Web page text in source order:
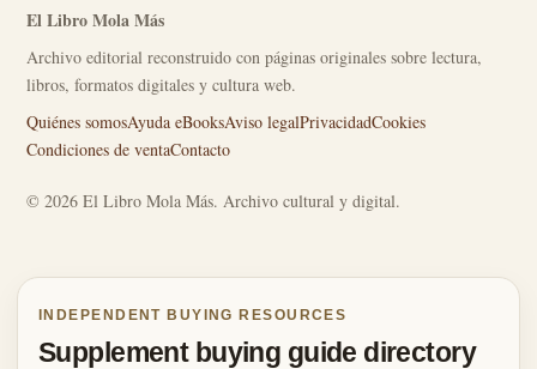
El Libro Mola Más
Archivo editorial reconstruido con páginas originales sobre lectura,
libros, formatos digitales y cultura web.
Quiénes somosAyuda eBooksAviso legalPrivacidadCookies
Condiciones de ventaContacto
© 2026 El Libro Mola Más. Archivo cultural y digital.
INDEPENDENT BUYING RESOURCES
Supplement buying guide directory